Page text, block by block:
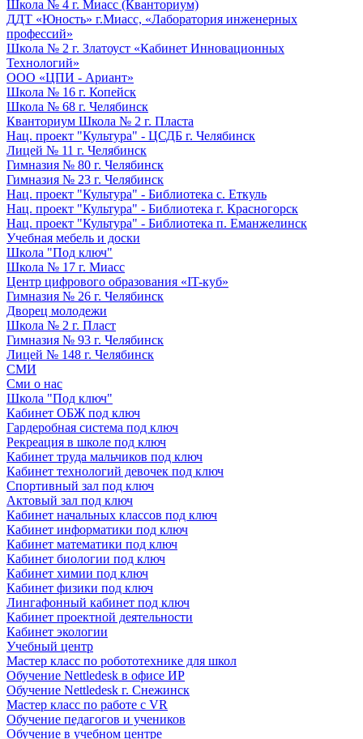
Школа № 4 г. Миасс (Кванториум)
ДДТ «Юность» г.Миасс, «Лаборатория инженерных
профессий»
Школа № 2 г. Златоуст «Кабинет Инновационных
Технологий»
ООО «ЦПИ - Ариант»
Школа № 16 г. Копейск
Школа № 68 г. Челябинск
Кванториум Школа № 2 г. Пласта
Нац. проект "Культура" - ЦСДБ г. Челябинск
Лицей № 11 г. Челябинск
Гимназия № 80 г. Челябинск
Гимназия № 23 г. Челябинск
Нац. проект "Культура" - Библиотека с. Еткуль
Нац. проект "Культура" - Библиотека г. Красногорск
Нац. проект "Культура" - Библиотека п. Еманжелинск
Учебная мебель и доски
Школа "Под ключ"
Школа № 17 г. Миасс
Центр цифрового образования «IT-куб»
Гимназия № 26 г. Челябинск
Дворец молодежи
Школа № 2 г. Пласт
Гимназия № 93 г. Челябинск
Лицей № 148 г. Челябинск
СМИ
Сми о нас
Школа "Под ключ"
Кабинет ОБЖ под ключ
Гардеробная система под ключ
Рекреация в школе под ключ
Кабинет труда мальчиков под ключ
Кабинет технологий девочек под ключ
Спортивный зал под ключ
Актовый зал под ключ
Кабинет начальных классов под ключ
Кабинет информатики под ключ
Кабинет математики под ключ
Кабинет биологии под ключ
Кабинет химии под ключ
Кабинет физики под ключ
Лингафонный кабинет под ключ
Кабинет проектной деятельности
Кабинет экологии
Учебный центр
Мастер класс по робототехнике для школ
Обучение Nettledesk в офисе ИР
Обучение Nettledesk г. Снежинск
Мастер класс по работе с VR
Обучение педагогов и учеников
Обучение в учебном центре